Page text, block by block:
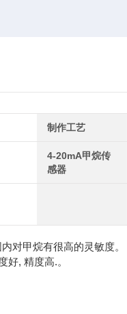
制作工艺
4-20mA甲烷传
感器
对甲烷有很高的灵敏度。
好, 精度高.。